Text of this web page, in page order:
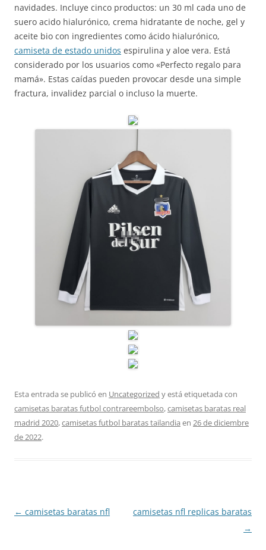
navidades. Incluye cinco productos: un 30 ml cada uno de
suero acido hialurónico, crema hidratante de noche, gel y
aceite bio con ingredientes como ácido hialurónico,
camiseta de estado unidos espirulina y aloe vera. Está
considerado por los usuarios como «Perfecto regalo para
mamá». Estas caídas pueden provocar desde una simple
fractura, invalidez parcial o incluso la muerte.
Esta entrada se publicó en Uncategorized y está etiquetada con
camisetas baratas futbol contrareembolso,camisetas baratas real
madrid 2020,camisetas futbol baratas tailandia en 26 de diciembre
de 2022.
Navegación
← camisetas baratas nfl
camisetas nfl replicas baratas
→